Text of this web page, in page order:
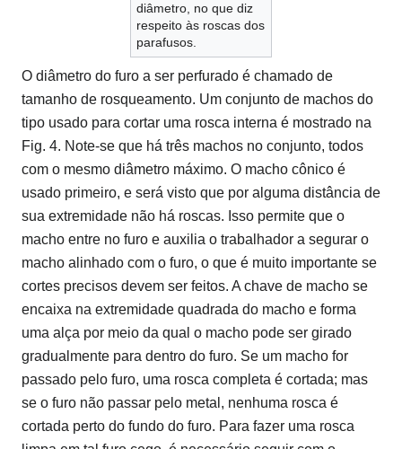
diâmetro, no que diz
respeito às roscas dos
parafusos.
O diâmetro do furo a ser perfurado é chamado de
tamanho de rosqueamento. Um conjunto de machos do
tipo usado para cortar uma rosca interna é mostrado na
Fig. 4. Note-se que há três machos no conjunto, todos
com o mesmo diâmetro máximo. O macho cônico é
usado primeiro, e será visto que por alguma distância de
sua extremidade não há roscas. Isso permite que o
macho entre no furo e auxilia o trabalhador a segurar o
macho alinhado com o furo, o que é muito importante se
cortes precisos devem ser feitos. A chave de macho se
encaixa na extremidade quadrada do macho e forma
uma alça por meio da qual o macho pode ser girado
gradualmente para dentro do furo. Se um macho for
passado pelo furo, uma rosca completa é cortada; mas
se o furo não passar pelo metal, nenhuma rosca é
cortada perto do fundo do furo. Para fazer uma rosca